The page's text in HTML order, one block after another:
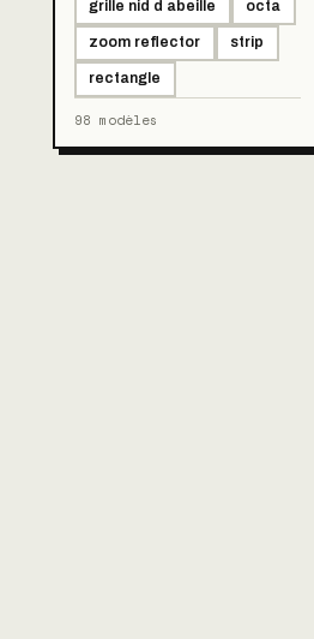
grille nid d abeille octa
zoom reflector strip
rectangle
98 modèles